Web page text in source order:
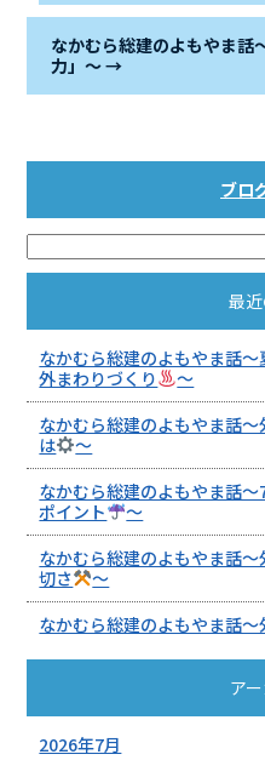
なかむら総建のよもやま
力」～→
ブロ
最
なかむら総建のよもやま話
外まわりづくり
～
なかむら総建のよもやま話
は
～
なかむら総建のよもやま話
ポイント
～
なかむら総建のよもやま話
切さ
～
なかむら総建のよもやま話
ア
2026年7月